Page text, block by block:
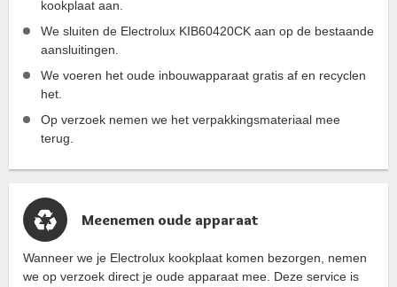
kookplaat aan.
We sluiten de Electrolux KIB60420CK aan op de bestaande
aansluitingen.
We voeren het oude inbouwapparaat gratis af en recyclen
het.
Op verzoek nemen we het verpakkingsmateriaal mee
terug.
Meenemen oude apparaat
Wanneer we je Electrolux kookplaat komen bezorgen, nemen
we op verzoek direct je oude apparaat mee. Deze service is